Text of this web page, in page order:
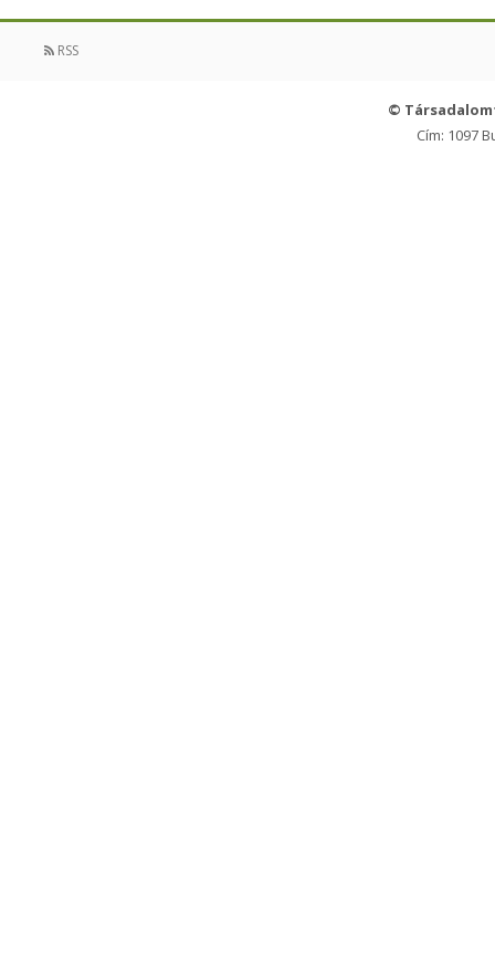
RSS
©
Cím: 1097